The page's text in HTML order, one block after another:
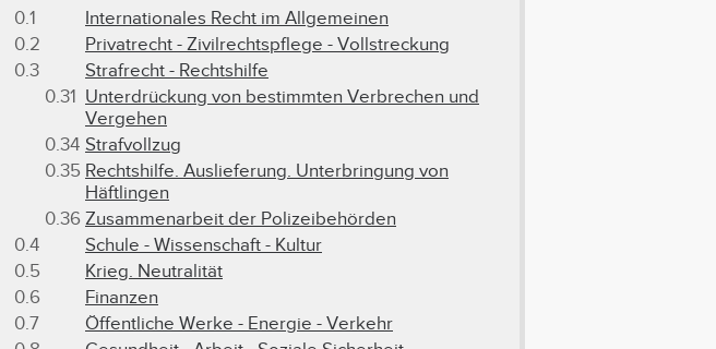
0.1
Internationales Recht im Allgemeinen
0.2
Privatrecht - Zivilrechtspflege - Vollstreckung
0.3
Strafrecht - Rechtshilfe
0.31 Unterdrückung von bestimmten Verbrechen und
Vergehen
0.34 Strafvollzug
0.35 Rechtshilfe. Auslieferung. Unterbringung von
Häftlingen
0.36 Zusammenarbeit der Polizeibehörden
0.4
Schule - Wissenschaft - Kultur
0.5
Krieg. Neutralität
0.6
Finanzen
0.7
Öffentliche Werke - Energie - Verkehr